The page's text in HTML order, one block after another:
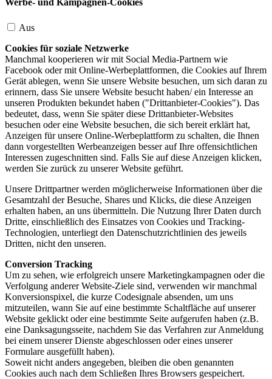
Werbe- und Kampagnen-Cookies
Aus
Cookies für soziale Netzwerke
Manchmal kooperieren wir mit Social Media-Partnern wie
Facebook oder mit Online-Werbeplattformen, die Cookies auf Ihrem
Gerät ablegen, wenn Sie unsere Website besuchen, um sich daran zu
erinnern, dass Sie unsere Website besucht haben/ ein Interesse an
unseren Produkten bekundet haben ("Drittanbieter-Cookies"). Das
bedeutet, dass, wenn Sie später diese Drittanbieter-Websites
besuchen oder eine Website besuchen, die sich bereit erklärt hat,
Anzeigen für unsere Online-Werbeplattform zu schalten, die Ihnen
dann vorgestellten Werbeanzeigen besser auf Ihre offensichtlichen
Interessen zugeschnitten sind. Falls Sie auf diese Anzeigen klicken,
werden Sie zurück zu unserer Website geführt.
Unsere Drittpartner werden möglicherweise Informationen über die
Gesamtzahl der Besuche, Shares und Klicks, die diese Anzeigen
erhalten haben, an uns übermitteln. Die Nutzung Ihrer Daten durch
Dritte, einschließlich des Einsatzes von Cookies und Tracking-
Technologien, unterliegt den Datenschutzrichtlinien des jeweils
Dritten, nicht den unseren.
Conversion Tracking
Um zu sehen, wie erfolgreich unsere Marketingkampagnen oder die
Verfolgung anderer Website-Ziele sind, verwenden wir manchmal
Konversionspixel, die kurze Codesignale absenden, um uns
mitzuteilen, wann Sie auf eine bestimmte Schaltfläche auf unserer
Website geklickt oder eine bestimmte Seite aufgerufen haben (z.B.
eine Danksagungsseite, nachdem Sie das Verfahren zur Anmeldung
bei einem unserer Dienste abgeschlossen oder eines unserer
Formulare ausgefüllt haben).
Soweit nicht anders angegeben, bleiben die oben genannten
Cookies auch nach dem Schließen Ihres Browsers gespeichert.